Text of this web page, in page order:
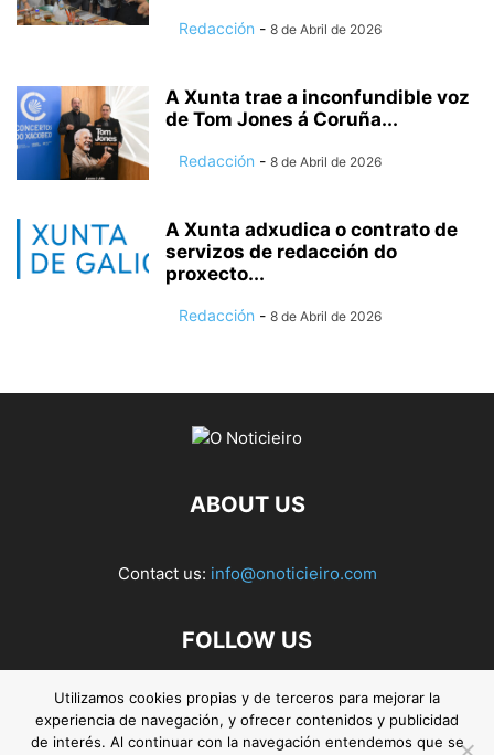
Redacción - 8 de Abril de 2026
A Xunta trae a inconfundible voz
de Tom Jones á Coruña...
Redacción - 8 de Abril de 2026
A Xunta adxudica o contrato de
servizos de redacción do
proxecto...
Redacción - 8 de Abril de 2026
ABOUT US
Contact us: info@onoticieiro.com
FOLLOW US
Utilizamos cookies propias y de terceros para mejorar la
experiencia de navegación, y ofrecer contenidos y publicidad
de interés. Al continuar con la navegación entendemos que se